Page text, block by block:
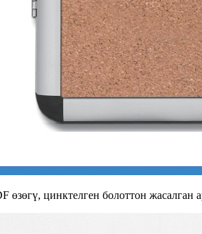
өзөгү, цинктелген болоттон